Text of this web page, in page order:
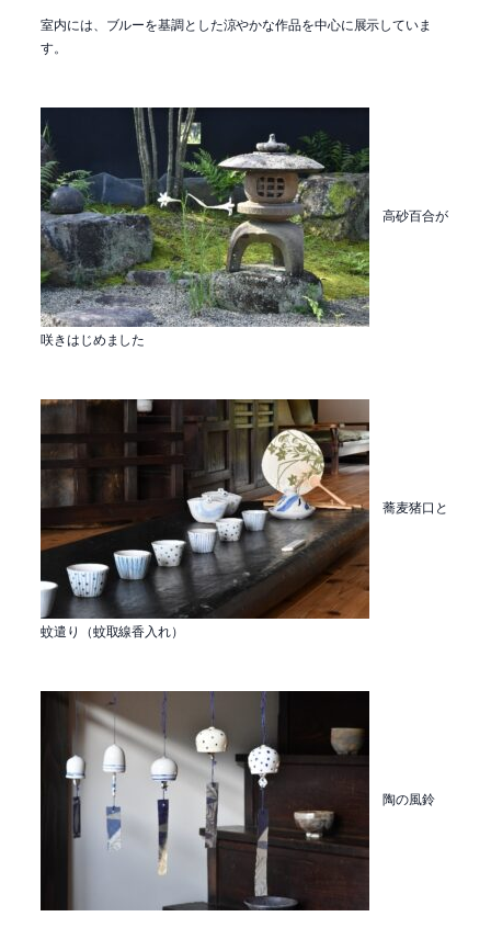
室内には、ブルーを基調とした涼やかな作品を中心に展示していま
す。
高砂百合が
咲きはじめました
蕎麦猪口と
蚊遣り（蚊取線香入れ）
陶の風鈴